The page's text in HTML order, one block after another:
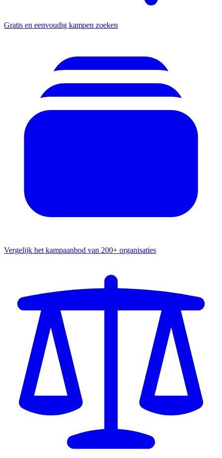
Gratis en eenvoudig kampen zoeken
Vergelijk het kampaanbod van 200+ organisaties